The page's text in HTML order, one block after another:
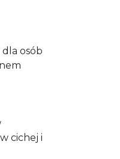
dla osób
cichej i